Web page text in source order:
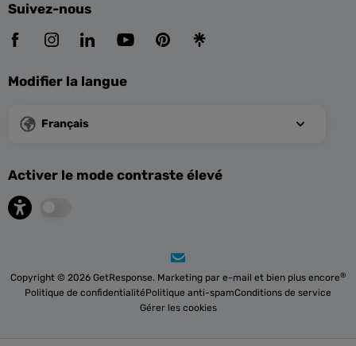
Suivez-nous
Modifier la langue
Français
Activer le mode contraste élevé
Copyright © 2026 GetResponse. Marketing par e-mail et bien plus encore®
Politique de confidentialitéPolitique anti-spamConditions de service
Gérer les cookies